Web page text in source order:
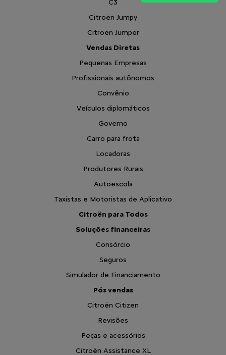
C3
Citroën Jumpy
Citroën Jumper
Vendas Diretas
Pequenas Empresas
Profissionais autônomos
Convênio
Veículos diplomáticos
Governo
Carro para frota
Locadoras
Produtores Rurais
Autoescola
Taxistas e Motoristas de Aplicativo
Citroën para Todos
Soluções financeiras
Consórcio
Seguros
Simulador de Financiamento
Pós vendas
Citroën Citizen
Revisões
Peças e acessórios
Citroën Assistance XL